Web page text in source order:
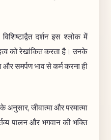
विशिष्टाद्वैत दर्शन इस श्लोक में
को रेखांकित करता है। उनके
समर्पण भाव से कर्म करना ही
के अनुसार, जीवात्मा और परमात्मा
पालन और भगवान की भक्ति